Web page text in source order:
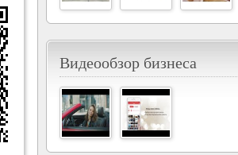
Видеообзор бизнеса